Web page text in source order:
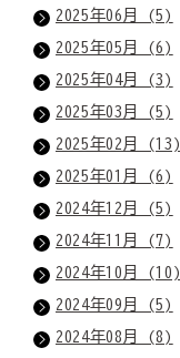
2025年06月 (5)
2025年05月 (6)
2025年04月 (3)
2025年03月 (5)
2025年02月 (13)
2025年01月 (6)
2024年12月 (5)
2024年11月 (7)
2024年10月 (10)
2024年09月 (5)
2024年08月 (8)